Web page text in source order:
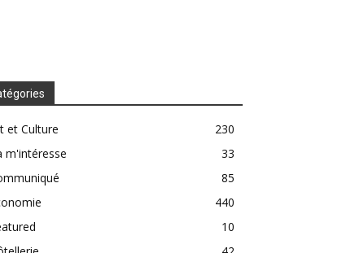
et Culture
230
m'intéresse
33
85
440
10